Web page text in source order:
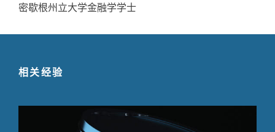
密歇根州立大学金融学学士
相关经验